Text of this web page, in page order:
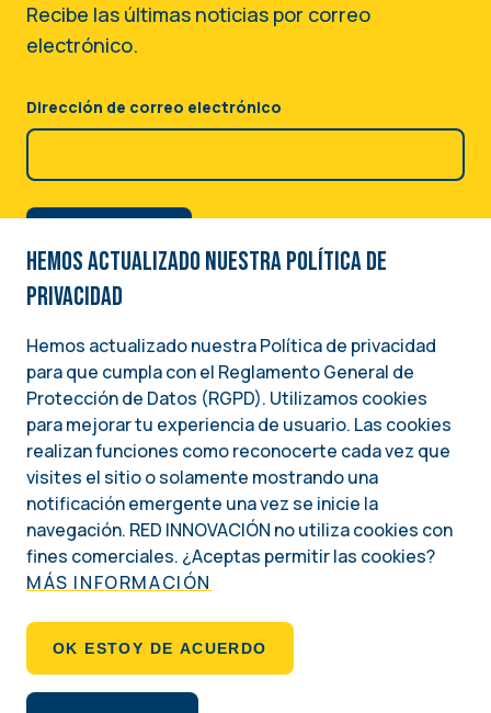
Recibe las últimas noticias por correo
electrónico.
Dirección de correo electrónico
Image
Una iniciativa del
INSTITUTO NACIONAL DEMÓCRATA PARA ASUNTOS INTERNACIONALES (NDI)
Social
Footer
QUIÉNES SOMOS
POLÍTICA DE PRIVACIDAD
Hemos actualizado nuestra Política de
privacidad
Hemos actualizado nuestra Política de privacidad
para que cumpla con el Reglamento General de
Protección de Datos (RGPD). Utilizamos cookies
para mejorar tu experiencia de usuario. Las cookies
realizan funciones como reconocerte cada vez que
visites el sitio o solamente mostrando una
notificación emergente una vez se inicie la
navegación. RED INNOVACIÓN no utiliza cookies con
fines comerciales. ¿Aceptas permitir las cookies?
MÁS INFORMACIÓN
OK ESTOY DE ACUERDO